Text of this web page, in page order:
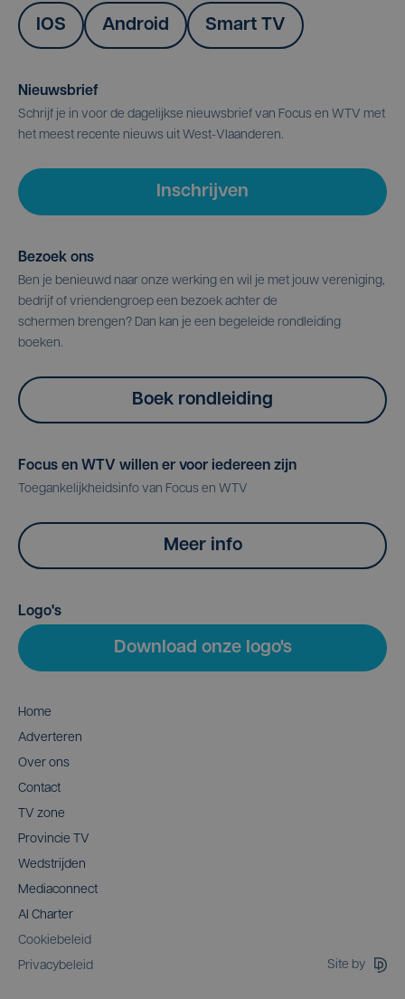
IOS Android Smart TV
Nieuwsbrief
Schrijf je in voor de dagelijkse nieuwsbrief van Focus en WTV met
het meest recente nieuws uit West-Vlaanderen.
Inschrijven
Bezoek ons
Ben je benieuwd naar onze werking en wil je met jouw vereniging,
bedrijf of vriendengroep een bezoek achter de
schermen brengen? Dan kan je een begeleide rondleiding
boeken.
Boek rondleiding
Focus en WTV willen er voor iedereen zijn
Toegankelijkheidsinfo van Focus en WTV
Meer info
Logo's
Download onze logo's
Home
Adverteren
Over ons
Contact
TV zone
Provincie TV
Wedstrijden
Mediaconnect
AI Charter
Cookiebeleid
Privacybeleid
Site by